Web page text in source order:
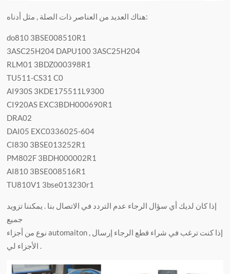
هناك العديد من العناصر ذات الصلة , مثل أدناه:
do810 3BSE008510R1
3ASC25H204 DAPU100 3ASC25H204
RLM01 3BDZ000398R1
TU511-CS31 C0
AI930S 3KDE175511L9300
CI920AS EXC3BDH000690R1
DRA02
DAI05 EXC0336025-604
CI830 3BSE013252R1
PM802F 3BDH000002R1
AI810 3BSE008516R1
TU810V1 3bse013230r1
إذا كان لديك أي سؤال الرجاء عدم التردد في الاتصال بنا . يمكننا تزويد
جميع
نوع من أجزاء automaiton , إذا كنت ترغب في شراء قطع الرجاء إرسال
الأجزاء لي .